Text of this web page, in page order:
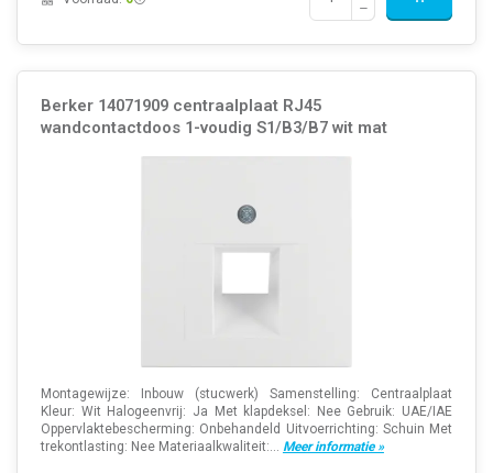
Berker 14071909 centraalplaat RJ45
wandcontactdoos 1-voudig S1/B3/B7 wit mat
Montagewijze: Inbouw (stucwerk) Samenstelling: Centraalplaat
Kleur: Wit Halogeenvrij: Ja Met klapdeksel: Nee Gebruik: UAE/IAE
Oppervlaktebescherming: Onbehandeld Uitvoerrichting: Schuin Met
trekontlasting: Nee Materiaalkwaliteit:... Meer informatie »